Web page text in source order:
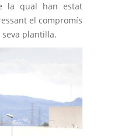
la qual han estat
el compromís
plantilla.